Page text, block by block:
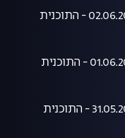
הצינור 02.06.2026 - התוכנית
הצינור 01.06.2026 - התוכנית
הצינור 31.05.2026 - התוכנית